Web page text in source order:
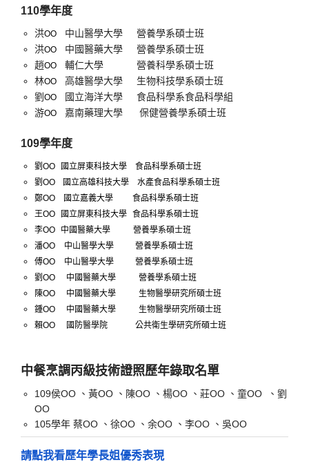
110學年度
洪OO
中山醫學大學 營養學系碩士班
洪OO
中國醫藥大學 營養學系碩士班
趙OO
輔仁大學 營養科學系碩士班
林OO
高雄醫學大學 生物科技學系碩士班
劉 OO
國立海洋大學 食品科學系食品科學組
游OO 嘉南藥理大學 保健營養學系碩士班
109學年度
劉OO 國立屏東科技大學
食品科學系碩士班
劉OO
國立高雄科技大學
水產食品科學系碩士班
鄭OO
國立嘉義大學
食品科學系碩士班
王OO
國立屏東科技大學 食品科學系碩士班
李OO
中國醫藥大學
營養學系碩士班
潘OO 中山醫學大學
營養學系碩士班
傅OO 中山醫學大學
營養學系碩士班
劉 OO 中國醫藥大學
營養學系碩士班
陳OO 中國醫藥大學 生物醫學研究所碩士班
鍾OO 中國醫藥大學 生物醫學研究所碩士班
賴OO 國防醫學院 公共衛生學研究所碩士班
中餐烹調丙級技術證照歷年錄取名單
109侯OO 、黃OO 、陳OO 、楊OO 、莊OO 、童OO 、劉
OO
105學年 蔡OO 、徐OO 、余OO 、李OO 、吳OO
請點我看歷年學長姐優秀表現